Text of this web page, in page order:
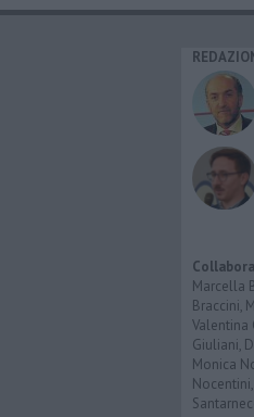
Marcella
Braccini,
Valentina
Giuliani,
Monica